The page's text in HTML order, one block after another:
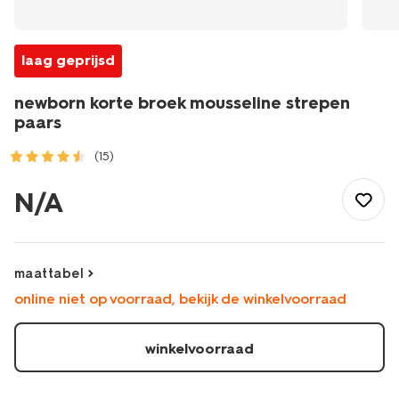
laag geprijsd
newborn korte broek mousseline strepen
paars
(15)
broeken/kort/newborn-
korte-
mousseline-
strepen-
33420820PURPLE.html
N/A
maattabel
online niet op voorraad, bekijk de winkelvoorraad
winkelvoorraad